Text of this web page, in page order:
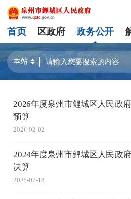
首页 区政府 政务公开
2026年度泉州市鲤城区人民政
预算
2026-02-02
2024年度泉州市鲤城区人民政
决算
2025-07-18